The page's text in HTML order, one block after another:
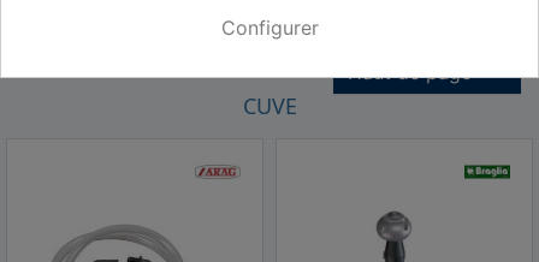
Haut de page
CUVE
Configurer